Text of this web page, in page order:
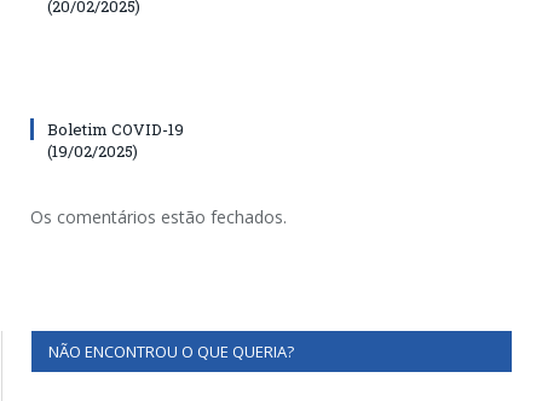
(20/02/2025)
Boletim COVID-19
(19/02/2025)
Os comentários estão fechados.
NÃO ENCONTROU O QUE QUERIA?